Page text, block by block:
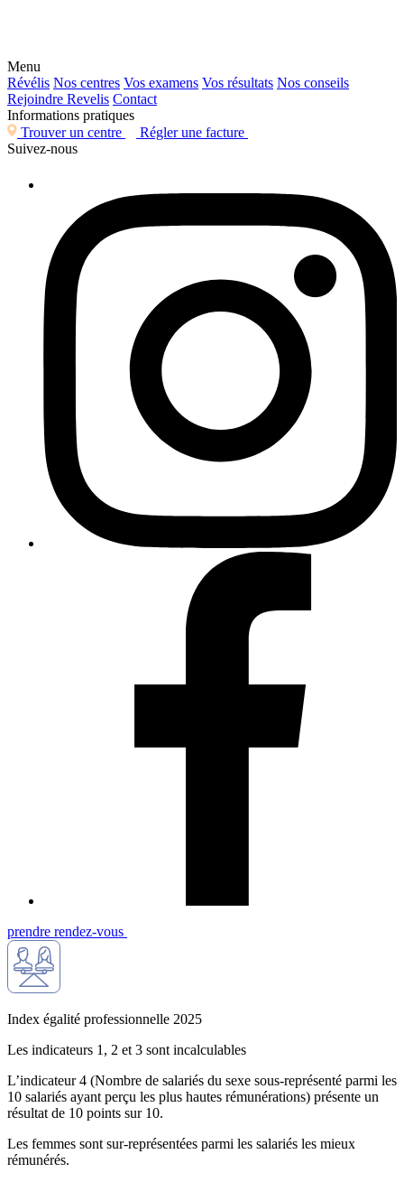
Menu
Révélis Nos centres Vos examens Vos résultats Nos conseils
Rejoindre Revelis Contact
Informations pratiques
Trouver un centre
Régler une facture
Suivez-nous
prendre rendez-vous
Index égalité professionnelle 2025
Les indicateurs 1, 2 et 3 sont incalculables
L’indicateur 4 (Nombre de salariés du sexe sous-représenté parmi les
10 salariés ayant perçu les plus hautes rémunérations) présente un
résultat de 10 points sur 10.
Les femmes sont sur-représentées parmi les salariés les mieux
rémunérés.